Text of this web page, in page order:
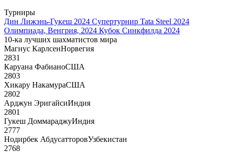
Турниры
Дин Лижэнь-Гукеш 2024 Супертурнир Tata Steel 2024
Олимпиада, Венгрия, 2024 Кубок Синкфилда 2024
10-ка лучших шахматистов мира
Магнус КарлсенНорвегия
2831
Каруана ФабианоСША
2803
Хикару НакамураСША
2802
Арджун ЭригайсиИндия
2801
Гукеш ДоммараджуИндия
2777
Нодирбек АбдусатторовУзбекистан
2768